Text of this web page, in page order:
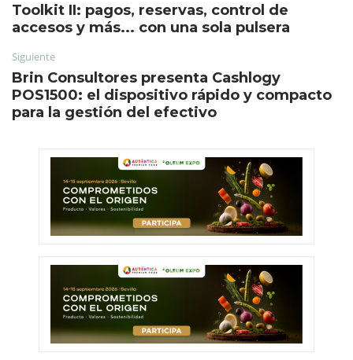
Toolkit II: pagos, reservas, control de
accesos y más... con una sola pulsera
Siguiente
Brin Consultores presenta Cashlogy
POS1500: el dispositivo rápido y compacto
para la gestión del efectivo